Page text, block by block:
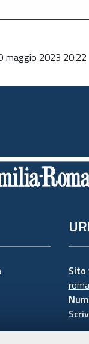
maggio 2023 20:22
Sito